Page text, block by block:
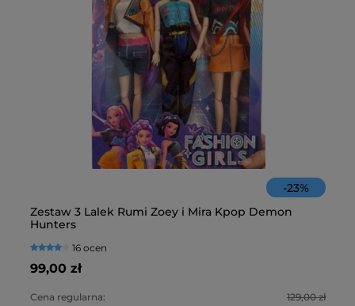
-23%
Zestaw 3 Lalek Rumi Zoey i Mira Kpop Demon
Hunters
16 ocen
99,00 zł
Cena regularna: 129,00 zł